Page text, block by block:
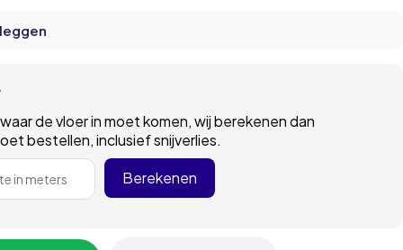
de vloer in moet komen, wij berekenen dan
bestellen, inclusief snijverlies.
in meters Berekenen